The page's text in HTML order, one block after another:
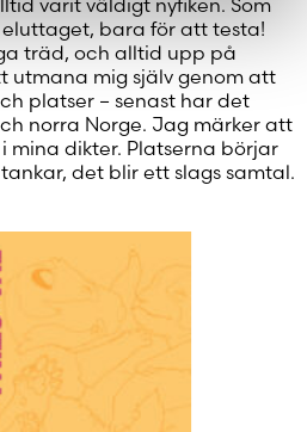
varit väldigt nyfiken. Som
bara för att testa!
träd, och alltid upp på
utmana mig själv genom att
platser – senast har det
norra Norge. Jag märker att
mina dikter. Platserna börjar
det blir ett slags samtal.